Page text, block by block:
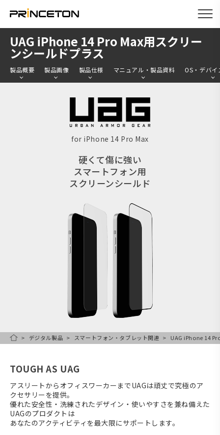
UAG iPhone 14 Pro Max用スクリー
ンシールドプラス
製品概要 製品画像 製品仕様 マニュアル・製品資料 OS・デバイ
for iPhone 14 Pro Max
硬くて傷に強い
スマートフォン用
スクリーンシールド
HOMEデジタル製品 スマートフォン・タブレット関連 UAG iPhone 14
TOUGH AS UAG
アスリートからオフィスワーカーまでUAGは頑丈で究極のア
クセサリーを提供。
優れた安全性・洗練されたデザイン・使いやすさを兼ね備えた
UAGのプロダクトは
あなたのアクティビティを最大限にサポートします。